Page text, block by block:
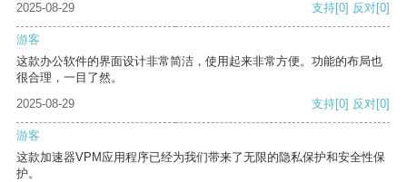
2025-08-29
支持[0] 反对[0]
游客
这款办公软件的界面设计非常简洁，使用起来非常方便。功能的布局也
很合理，一目了然。
2025-08-29
支持[0] 反对[0]
游客
这款加速器VPM应用程序已经为我们带来了无限的隐私保护和安全性保
护。